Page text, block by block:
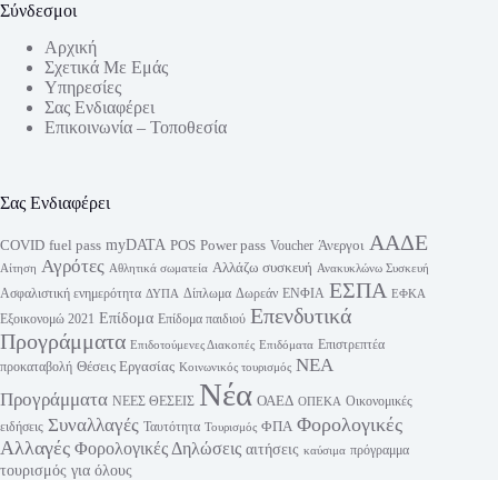
Σύνδεσμοι
Αρχική
Σχετικά Με Εμάς
Υπηρεσίες
Σας Ενδιαφέρει
Επικοινωνία – Τοποθεσία
Σας Ενδιαφέρει
COVID fuel pass myDATA POS Power pass Voucher Άνεργοι ΑΑΔΕ
Αίτηση Αγρότες Αθλητικά σωματεία Αλλάζω συσκευή Ανακυκλώνω Συσκευή
Ασφαλιστική ενημερότητα ΔΥΠΑ Δίπλωμα Δωρεάν ΕΝΦΙΑ ΕΣΠΑ ΕΦΚΑ
Εξοικονομώ 2021 Επίδομα Επίδομα παιδιού Επενδυτικά
Προγράμματα Επιδοτούμενες Διακοπές Επιδόματα Επιστρεπτέα
προκαταβολή Θέσεις Εργασίας Κοινωνικός τουρισμός ΝΕΑ
Προγράμματα ΝΕΕΣ ΘΕΣΕΙΣ Νέα ΟΑΕΔ ΟΠΕΚΑ Οικονομικές
ειδήσεις Συναλλαγές Ταυτότητα Τουρισμός ΦΠΑ Φορολογικές
Αλλαγές Φορολογικές Δηλώσεις αιτήσεις καύσιμα πρόγραμμα
τουρισμός για όλους